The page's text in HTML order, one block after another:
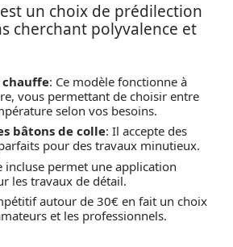
est un choix de prédilection
cherchant polyvalence et
: Ce modèle fonctionne à
vous permettant de choisir entre
selon vos besoins.
bâtons de colle: Il accepte des
pour des travaux minutieux.
incluse permet une application
les travaux de détail.
autour de 30€ en fait un choix
et les professionnels.